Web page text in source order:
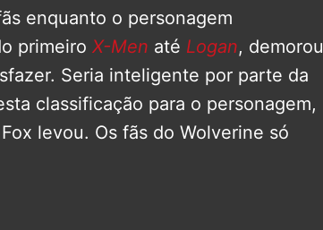
enquanto o personagem
primeiro X-Men até Logan, demorou
Seria inteligente por parte da
classificação para o personagem,
levou. Os fãs do Wolverine só